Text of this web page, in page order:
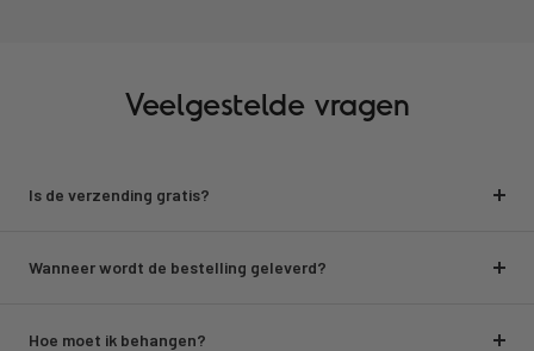
Veelgestelde vragen
Is de verzending gratis?
Wanneer wordt de bestelling geleverd?
Hoe moet ik behangen?